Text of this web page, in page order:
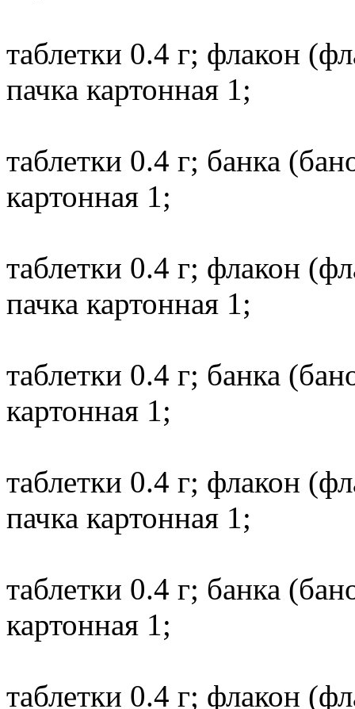
таблетки 0.4 г; флакон
пачка картонная 1;
таблетки 0.4 г; банка
картонная 1;
таблетки 0.4 г; флакон
пачка картонная 1;
таблетки 0.4 г; банка
картонная 1;
таблетки 0.4 г; флакон
пачка картонная 1;
таблетки 0.4 г; банка
картонная 1;
таблетки 0.4 г; флакон